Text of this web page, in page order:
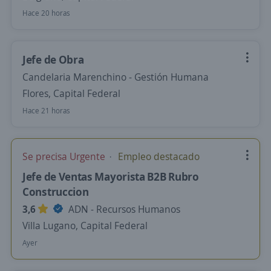
Hace 20 horas
Jefe de Obra
Candelaria Marenchino - Gestión Humana
Flores, Capital Federal
Hace 21 horas
Se precisa Urgente Empleo destacado
Jefe de Ventas Mayorista B2B Rubro
Construccion
3,6
ADN - Recursos Humanos
Villa Lugano, Capital Federal
Ayer